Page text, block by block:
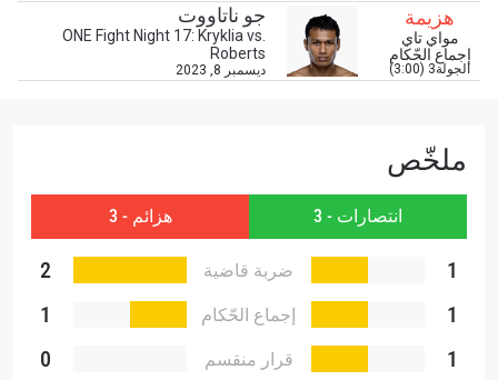
هزيمة
مواي تاي
إجماع الحّكام
الجولة3 (3:00)
جو ناتاووت
ONE Fight Night 17: Kryklia vs.
Roberts
ديسمبر 8, 2023
ملخّص
انتصارات - 3 هزائم - 3
1
ضربة قاضية
2
1
إجماع الحّكام
1
1
قرار منقسم 0
شاهد أبرز اللقطات
إشترك